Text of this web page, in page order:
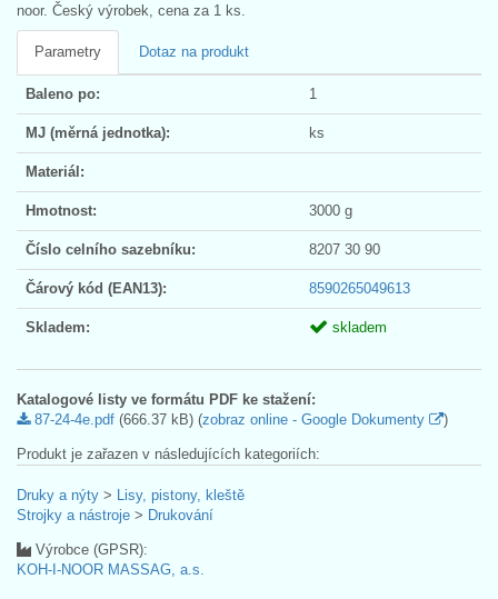
noor. Český výrobek, cena za 1 ks.
Parametry Dotaz na produkt
Baleno po: 1
MJ (měrná jednotka): ks
Materiál:
Hmotnost: 3000 g
Číslo celního sazebníku: 8207 30 90
Čárový kód (EAN13): 8590265049613
Skladem: skladem
Katalogové listy ve formátu PDF ke stažení:
87-24-4e.pdf (666.37 kB) (zobraz online - Google Dokumenty )
Produkt je zařazen v následujících kategoriích:
Druky a nýty > Lisy, pistony, kleště
Strojky a nástroje > Drukování
Výrobce (GPSR):
KOH-I-NOOR MASSAG, a.s.